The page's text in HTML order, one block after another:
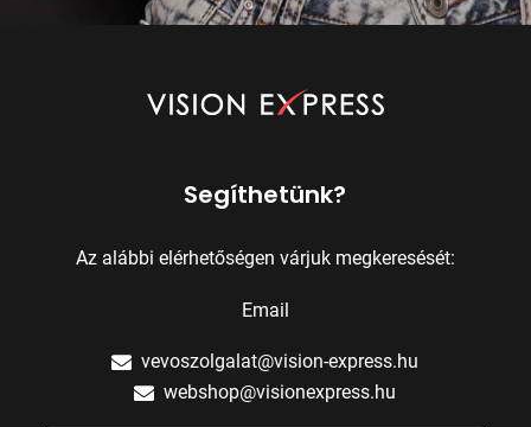
Segíthetünk?
Az alábbi elérhetőségen várjuk megkeresését:
Email
vevoszolgalat@vision-express.hu
webshop@visionexpress.hu